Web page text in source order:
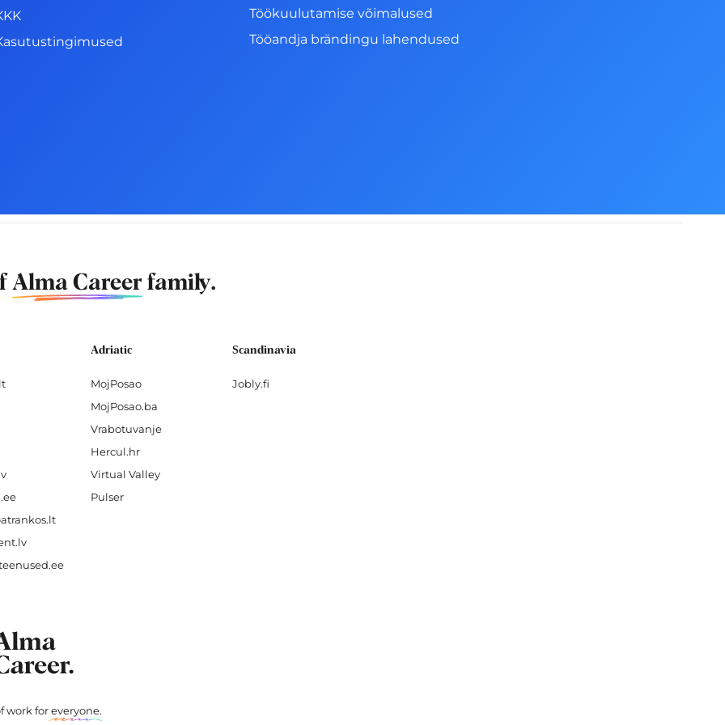
Töökuulutamise võimalused
Tööandja brändingu lahendused
Alma Careerfamily.
Adriatic
MojPosao
MojPosao.ba
Vrabotuvanje
Hercul.hr
Virtual Valley
Pulser
Scandinavia
Jobly.fi
work foreveryone.